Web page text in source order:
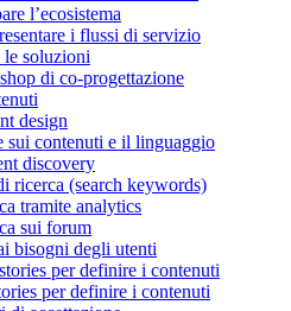
l’ecosistema
i flussi di servizio
le soluzioni
di co-progettazione
design
sui contenuti e il linguaggio
discovery
ricerca (search keywords)
tramite analytics
sui forum
bisogni degli utenti
per definire i contenuti
per definire i contenuti